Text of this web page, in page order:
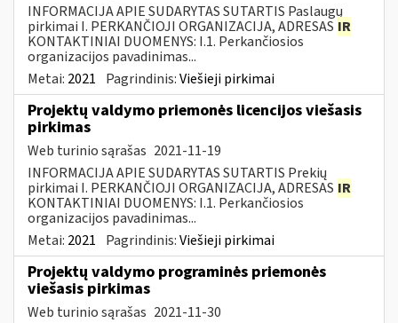
INFORMACIJA APIE SUDARYTAS SUTARTIS Paslaugų
pirkimai I. PERKANČIOJI ORGANIZACIJA, ADRESAS IR
KONTAKTINIAI DUOMENYS: I.1. Perkančiosios
organizacijos pavadinimas...
Metai: 2021 Pagrindinis:Viešieji pirkimai
Projektų valdymo priemonės licencijos viešasis
pirkimas
Web turinio sąrašas 2021-11-19
INFORMACIJA APIE SUDARYTAS SUTARTIS Prekių
pirkimai I. PERKANČIOJI ORGANIZACIJA, ADRESAS IR
KONTAKTINIAI DUOMENYS: I.1. Perkančiosios
organizacijos pavadinimas...
Metai: 2021 Pagrindinis:Viešieji pirkimai
Projektų valdymo programinės priemonės
viešasis pirkimas
Web turinio sąrašas 2021-11-30